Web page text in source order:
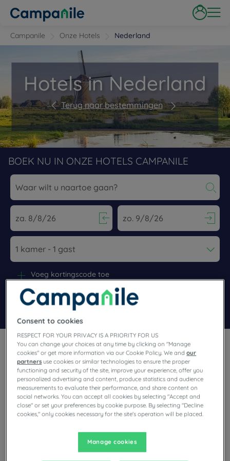
Campanile Onze Hotels Nederland
Hotels in Nederland
Terug naar bestemmingen
BOEK NU IN ONZE HOTELS CAMPANILE
Navigate forward to interact with the calendar and select a
Navigate backward to interact
Zoek een hotel
Voeg kortingscode toe
Kom naar Nederland met onze prachtige kustlijn en
historische steden. Boek deze maand een getaway in
Amsterdam en ontdek de grachtengordel als 'Venetie van het
Noorden'. Stop in de wereldberoemde kaasstad Gouda. Of
van het land. Wat je ook kiest, je bent van harte welkom in
Consent to cookies
RESPECT FOR YOUR PRIVACY IS A PRIORITY FOR US
You can change your choices at any time by clicking on "Manage
cookies" or get more information via our Cookie Policy. We andour
partners use cookies or similar technologies to ensure the proper
functioning and security of the site, improve your experience, offer you
personalized advertising and content, produce statistics and audience
measurements to evaluate their performance, and share content on
social networks. You can accept all cookies by selecting "Accept and
close" or set your preferences by cookie purpose. By selecting "Decline
cookies," only cookies necessary for the site's operation will be placed.
Manage cookies